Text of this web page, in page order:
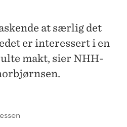
at særlig det
er interessert i en
makt, sier NHH-